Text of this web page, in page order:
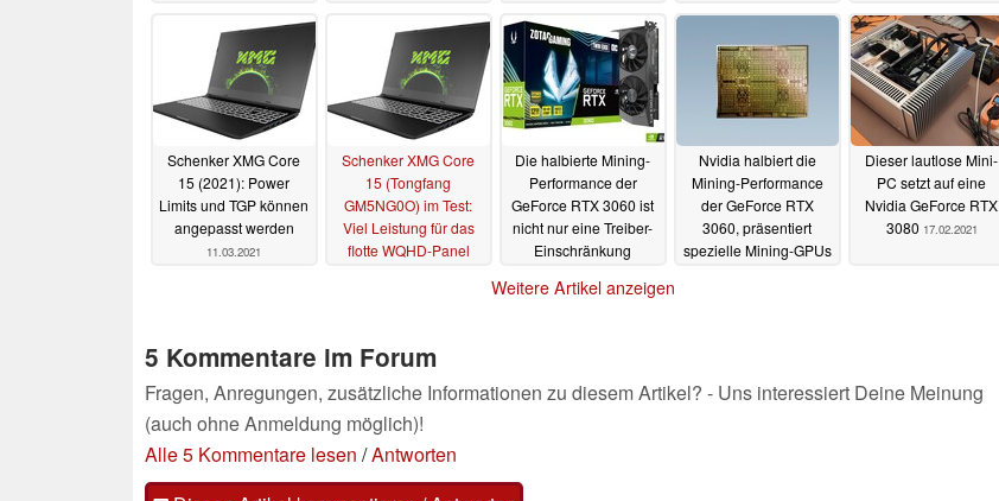
Schenker XMG Core
15 (2021): Power
Limits und TGP können
angepasst werden
11.03.2021
Schenker XMG Core
15 (Tongfang
GM5NG0O) im Test:
Viel Leistung für das
flotte WQHD-Panel
Die halbierte Mining-
Performance der
GeForce RTX 3060 ist
nicht nur eine Treiber-
Einschränkung
Nvidia halbiert die
Mining-Performance
der GeForce RTX
3060, präsentiert
spezielle Mining-GPUs
Dieser lautlose Mini-
PC setzt auf eine
Nvidia GeForce RTX
3080 17.02.2021
Weitere Artikel anzeigen
5 Kommentare im Forum
Fragen, Anregungen, zusätzliche Informationen zu diesem Artikel? - Uns interessiert Deine Meinung
(auch ohne Anmeldung möglich)!
Alle 5 Kommentare lesen /Antworten